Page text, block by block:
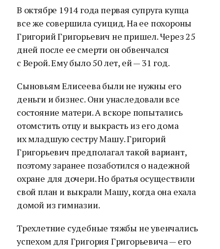
В октябре 1914 года первая супруга купца
все же совершила суицид. На ее похороны
Григорий Григорьевич не пришел. Через 25
дней после ее смерти он обвенчался
с Верой. Ему было 50 лет, ей — 31 год.
Сыновьям Елисеева были не нужны его
деньги и бизнес. Они унаследовали все
состояние матери. А вскоре попытались
отомстить отцу и выкрасть из его дома
их младшую сестру Машу. Григорий
Григорьевич предполагал такой вариант,
поэтому заранее позаботился о надежной
охране для дочери. Но братья осуществили
свой план и выкрали Машу, когда она ехала
домой из гимназии.
Трехлетние судебные тяжбы не увенчались
успехом для Григория Григорьевича — его